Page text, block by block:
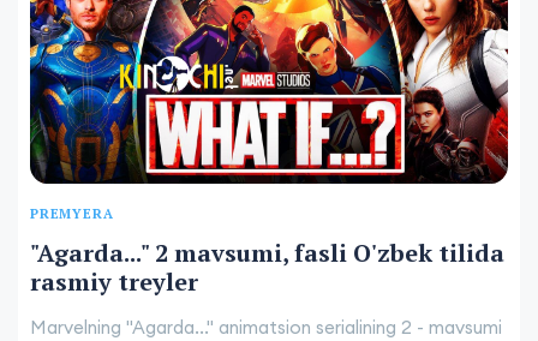
PREMYERA
"Agarda..." 2 mavsumi, fasli O'zbek tilida
rasmiy treyler
Marvelning "Agarda..." animatsion serialining 2 - mavsumi